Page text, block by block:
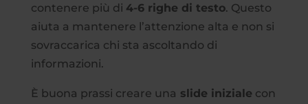
contenere più di 4-6 righe di testo. Questo
aiuta a mantenere l’attenzione alta e non si
sovraccarica chi sta ascoltando di
informazioni.
È buona prassi creare una slide iniziale con